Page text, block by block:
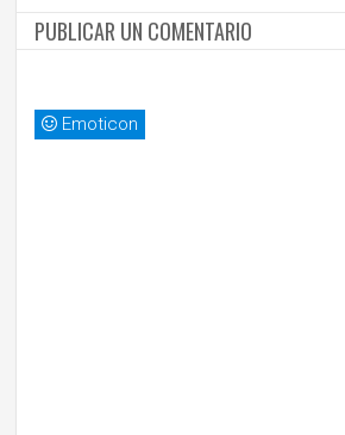
PUBLICAR UN COMENTARIO
Emoticon